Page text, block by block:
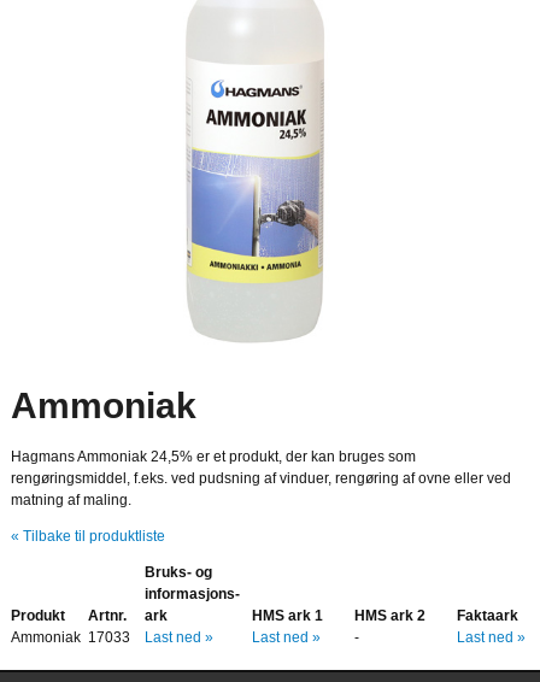
Ammoniak
Hagmans Ammoniak 24,5% er et produkt, der kan bruges som
rengøringsmiddel, f.eks. ved pudsning af vinduer, rengøring af ovne eller ved
matning af maling.
« Tilbake til produktliste
Produkt Artnr.
Bruks- og
informasjons-
ark
HMS ark 1 HMS ark 2
Faktaark
Ammoniak 17033 Last ned » Last ned » - Last ned »